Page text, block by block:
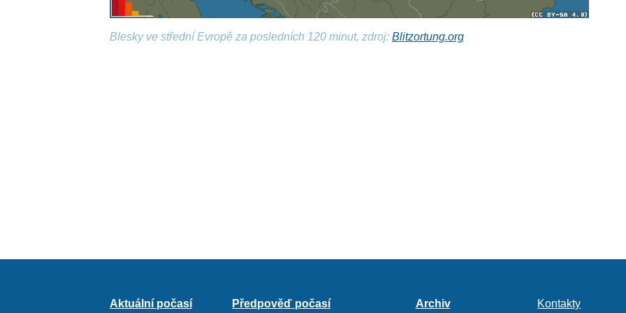
Blesky ve střední Evropě za posledních 120 minut, zdroj:Blitzortung.org
Aktuální počasí Předpověď počasí Archiv Kontakty